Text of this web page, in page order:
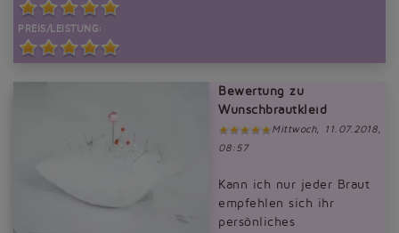
PREIS/LEISTUNG:
Bewertung zu
Wunschbrautkleid
Mittwoch, 11.07.2018,
08:57
Kann ich nur jeder Braut
empfehlen sich ihr
persönliches